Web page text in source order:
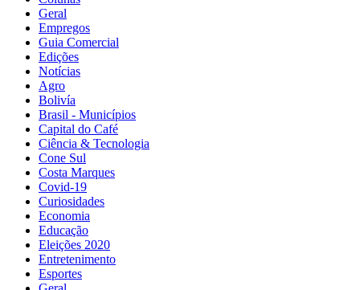
Geral
Empregos
Guia Comercial
Edições
Notícias
Agro
Bolivía
Brasil - Municípios
Capital do Café
Ciência & Tecnologia
Cone Sul
Costa Marques
Covid-19
Curiosidades
Economia
Educação
Eleições 2020
Entretenimento
Esportes